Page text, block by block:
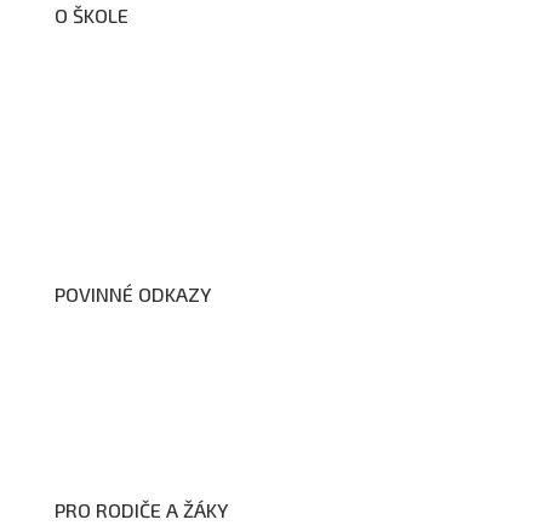
O ŠKOLE
POVINNÉ ODKAZY
PRO RODIČE A ŽÁKY